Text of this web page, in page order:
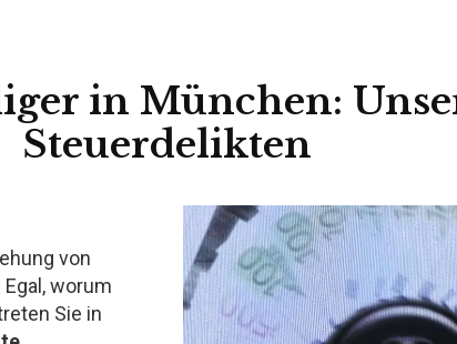
in München:
Steuerdelikten
von
worum
Sie in